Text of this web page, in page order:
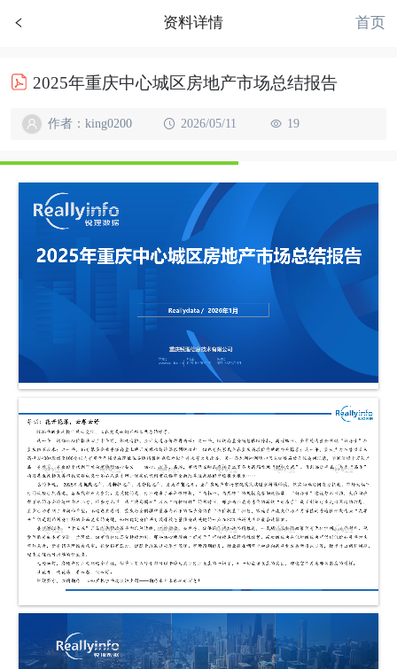
资料详情 首页
2025年重庆中心城区房地产市场总结报告
作者：king0200 2026/05/11 19